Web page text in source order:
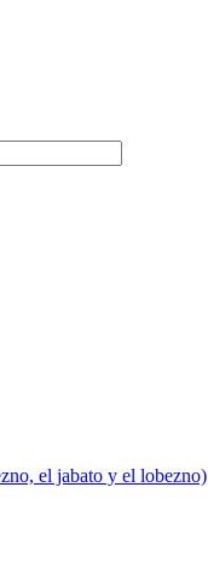
el jabato y el lobezno)